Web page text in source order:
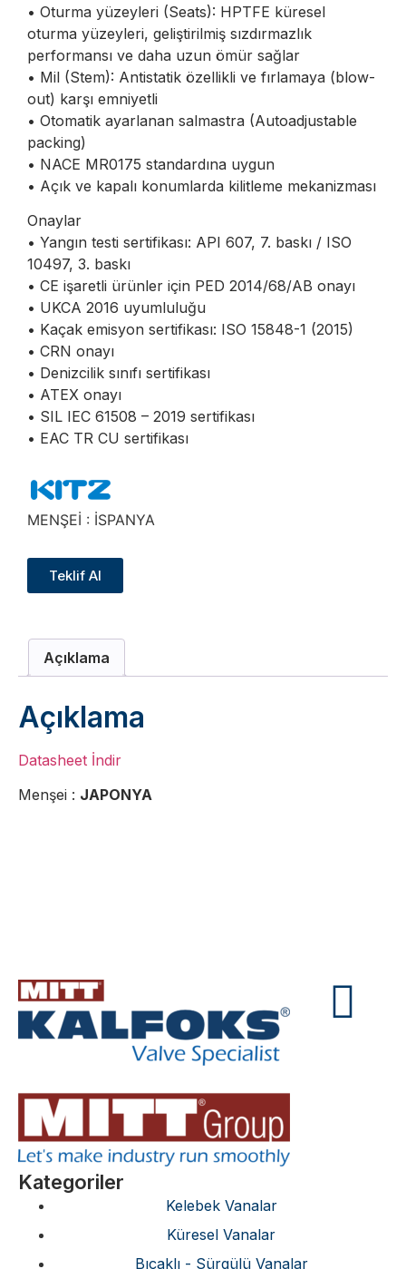
• Oturma yüzeyleri (Seats): HPTFE küresel
oturma yüzeyleri, geliştirilmiş sızdırmazlık
performansı ve daha uzun ömür sağlar
• Mil (Stem): Antistatik özellikli ve fırlamaya (blow-
out) karşı emniyetli
• Otomatik ayarlanan salmastra (Autoadjustable
packing)
• NACE MR0175 standardına uygun
• Açık ve kapalı konumlarda kilitleme mekanizması
Onaylar
• Yangın testi sertifikası: API 607, 7. baskı / ISO
10497, 3. baskı
• CE işaretli ürünler için PED 2014/68/AB onayı
• UKCA 2016 uyumluluğu
• Kaçak emisyon sertifikası: ISO 15848-1 (2015)
• CRN onayı
• Denizcilik sınıfı sertifikası
• ATEX onayı
• SIL IEC 61508 – 2019 sertifikası
• EAC TR CU sertifikası
MENŞEİ : İSPANYA
Teklif Al
Açıklama
Açıklama
Datasheet İndir
Menşei : JAPONYA
Kategoriler
Kelebek Vanalar
Küresel Vanalar
Bıçaklı - Sürgülü Vanalar